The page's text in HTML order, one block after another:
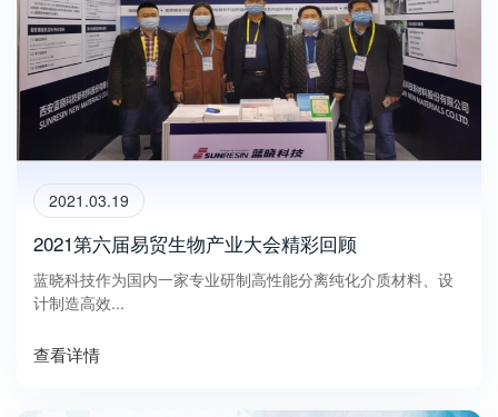
2021.03.19
2021第六届易贸生物产业大会精彩回顾
蓝晓科技作为国内一家专业研制高性能分离纯化介质材料、设
计制造高效...
查看详情